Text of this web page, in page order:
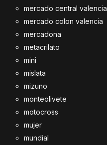
mercado central valencia
mercado colon valencia
mercadona
metacrilato
mini
mislata
mizuno
monteolivete
motocross
mujer
mundial